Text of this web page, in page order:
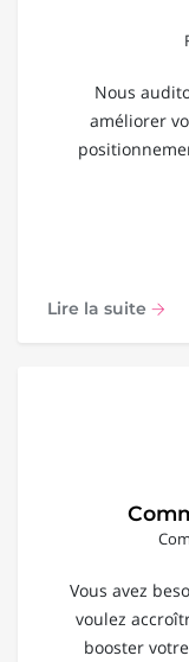
Nous
améliorer
Lire la suite
Vous avez
voulez
booster